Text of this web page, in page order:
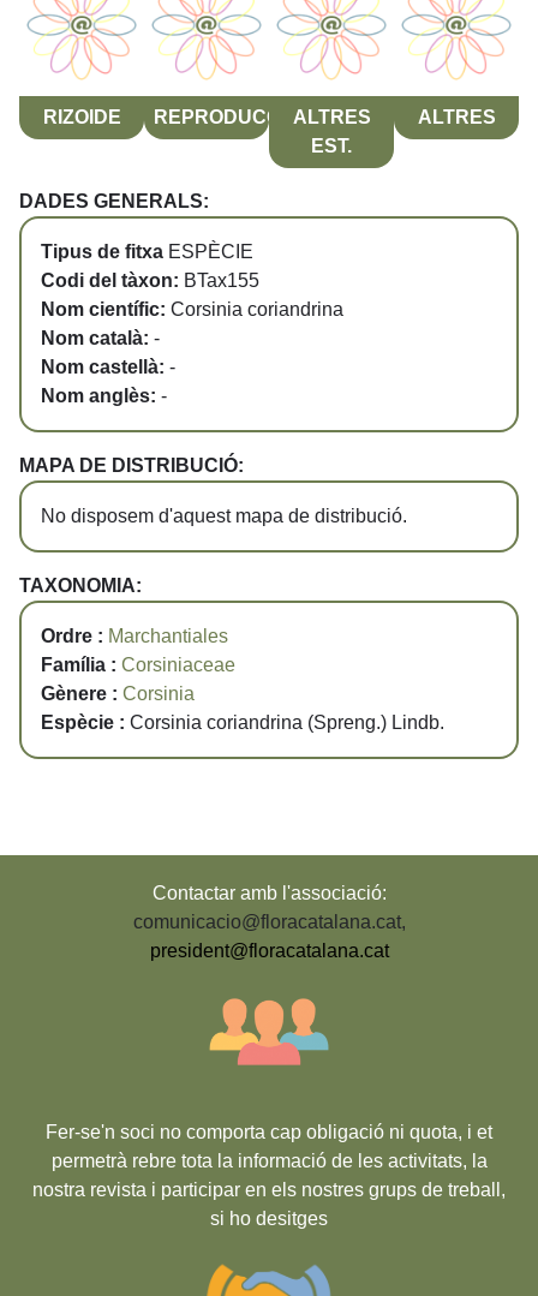
RIZOIDE REPRODUCCIÓALTRES
EST.
ALTRES
DADES GENERALS:
Tipus de fitxa ESPÈCIE
Codi del tàxon: BTax155
Nom científic: Corsinia coriandrina
Nom català: -
Nom castellà: -
Nom anglès: -
MAPA DE DISTRIBUCIÓ:
No disposem d'aquest mapa de distribució.
TAXONOMIA:
Ordre : Marchantiales
Família : Corsiniaceae
Gènere : Corsinia
Espècie : Corsinia coriandrina (Spreng.) Lindb.
Contactar amb l'associació:
comunicacio@floracatalana.cat,
president@floracatalana.cat
Fer-se'n soci no comporta cap obligació ni quota, i et
permetrà rebre tota la informació de les activitats, la
nostra revista i participar en els nostres grups de treball,
si ho desitges